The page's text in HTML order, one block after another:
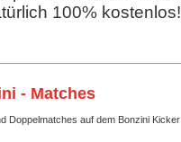
100% kostenlos!
- Matches
Doppelmatches auf dem Bonzini Kicker